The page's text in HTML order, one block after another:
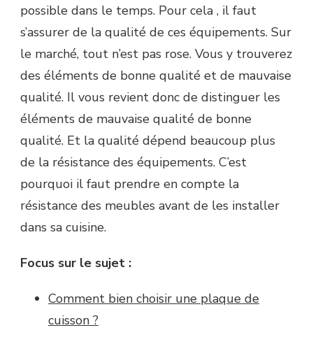
possible dans le temps. Pour cela , il faut
s’assurer de la qualité de ces équipements. Sur
le marché, tout n’est pas rose. Vous y trouverez
des éléments de bonne qualité et de mauvaise
qualité. Il vous revient donc de distinguer les
éléments de mauvaise qualité de bonne
qualité. Et la qualité dépend beaucoup plus
de la résistance des équipements. C’est
pourquoi il faut prendre en compte la
résistance des meubles avant de les installer
dans sa cuisine.
Focus sur le sujet :
Comment bien choisir une plaque de
cuisson ?